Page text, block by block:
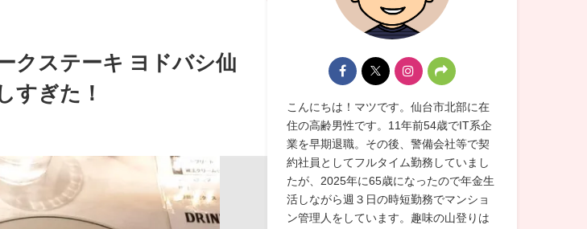
クステーキ ヨドバシ仙
すぎた！
こんにちは！マツです。仙台市北部に在
住の高齢男性です。11年前54歳でIT系企
業を早期退職。その後、警備会社等で契
約社員としてフルタイム勤務していまし
たが、2025年に65歳になったので年金生
活しながら週３日の時短勤務でマンショ
ン管理人をしています。趣味の山登りは